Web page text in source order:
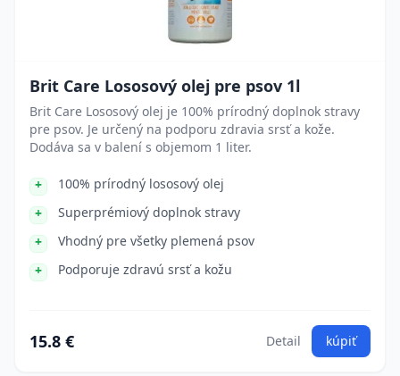
Brit Care Lososový olej pre psov 1l
Brit Care Lososový olej je 100% prírodný doplnok stravy
pre psov. Je určený na podporu zdravia srsť a kože.
Dodáva sa v balení s objemom 1 liter.
100% prírodný lososový olej
Superprémiový doplnok stravy
Vhodný pre všetky plemená psov
Podporuje zdravú srsť a kožu
15.8 € Detail kúpiť